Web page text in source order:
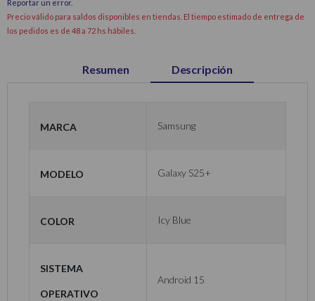
Reportar un error.
Precio válido para saldos disponibles en tiendas. El tiempo estimado de entrega de
los pedidos es de 48 a 72 hs hábiles.
Resumen Descripción
Marca Samsung
Modelo Galaxy S25+
Color Icy Blue
Sistema
Operativo
Android 15